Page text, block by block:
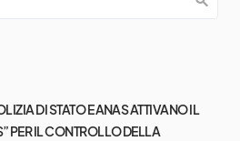
DI STATO E ANAS ATTIVANO IL
PER IL CONTROLLO DELLA